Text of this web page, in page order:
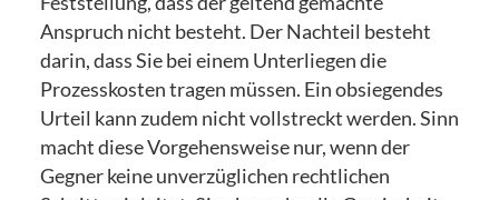
Anspruch nicht besteht. Der Nachteil besteht
darin, dass Sie bei einem Unterliegen die
Prozesskosten tragen müssen. Ein obsiegendes
Urteil kann zudem nicht vollstreckt werden. Sinn
macht diese Vorgehensweise nur, wenn der
Gegner keine unverzüglichen rechtlichen